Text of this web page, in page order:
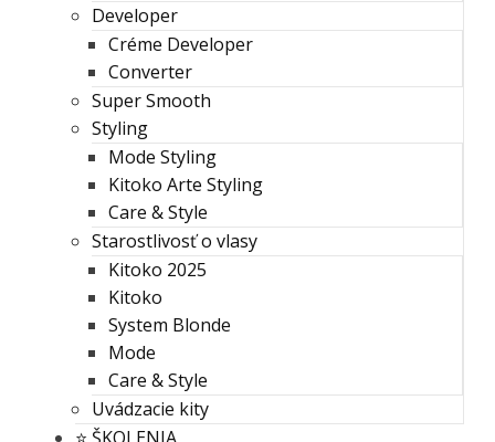
Developer
Créme Developer
Converter
Super Smooth
Styling
Mode Styling
Kitoko Arte Styling
Care & Style
Starostlivosť o vlasy
Kitoko 2025
Kitoko
System Blonde
Mode
Care & Style
Uvádzacie kity